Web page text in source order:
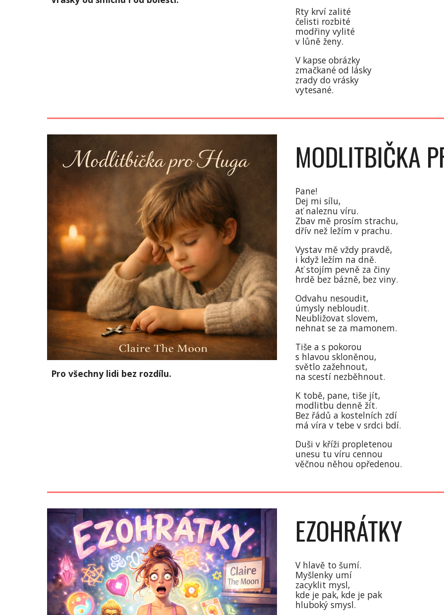
Rty krví zalité
čelisti rozbité
modřiny vylité
v lůně ženy.
V kapse obrázky
zmačkané od lásky
zrady do vrásky
vytesané.
Pro všechny lidi bez rozdílu.
MODLITBIČKA
Pane!
Dej mi sílu,
ať naleznu víru.
Zbav mě prosím strachu,
dřív než ležím v prachu.
Vystav mě vždy pravdě,
i když ležím na dně.
Ať stojím pevně za činy
hrdě bez bázně, bez viny.
Odvahu nesoudit,
úmysly nebloudit.
Neubližovat slovem,
nehnat se za mamonem.
Tiše a s pokorou
s hlavou skloněnou,
světlo zažehnout,
na scestí nezběhnout.
K tobě, pane, tiše jít,
modlitbu denně žít.
Bez řádů a kostelních zdí
má víra v tebe v srdci bdí.
Duši v kříži propletenou
unesu tu víru cennou
věčnou něhou opředenou.
EZOHRÁTKY
V hlavě to šumí.
Myšlenky umí
zacyklit mysl,
kde je pak, kde je pak
hluboký smysl.